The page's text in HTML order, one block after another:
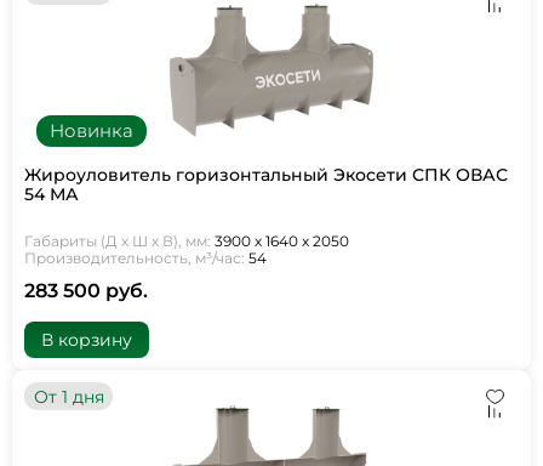
Новинка
Жироуловитель горизонтальный Экосети СПК ОВАС
54 МА
Габариты (Д х Ш х В), мм: 3900 х 1640 х 2050
Производительность, м³/час: 54
283 500 руб.
В корзину
От 1 дня